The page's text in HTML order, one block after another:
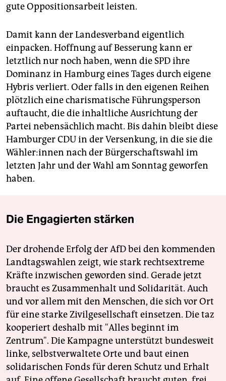
gute Oppositionsarbeit leisten.
Damit kann der Landesverband eigentlich
einpacken. Hoffnung auf Besserung kann er
letztlich nur noch haben, wenn die SPD ihre
Dominanz in Hamburg eines Tages durch eigene
Hybris verliert. Oder falls in den eigenen Reihen
plötzlich eine charismatische Führungsperson
auftaucht, die die inhaltliche Ausrichtung der
Partei nebensächlich macht. Bis dahin bleibt diese
Hamburger CDU in der Versenkung, in die sie die
Wäh­le­r:in­nen nach der Bürgerschaftswahl im
letzten Jahr und der Wahl am Sonntag geworfen
haben.
Die Engagierten stärken
Der drohende Erfolg der AfD bei den kommenden
Landtagswahlen zeigt, wie stark rechtsextreme
Kräfte inzwischen geworden sind. Gerade jetzt
braucht es Zusammenhalt und Solidarität. Auch
und vor allem mit den Menschen, die sich vor Ort
für eine starke Zivilgesellschaft einsetzen. Die taz
kooperiert deshalb mit "Alles beginnt im
Zentrum". Die Kampagne unterstützt bundesweit
linke, selbstverwaltete Orte und baut einen
solidarischen Fonds für deren Schutz und Erhalt